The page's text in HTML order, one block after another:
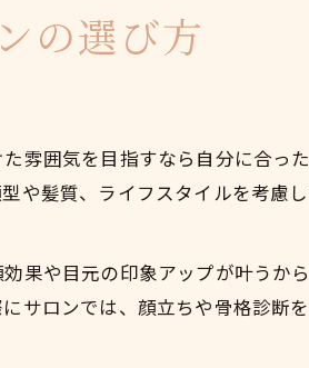
の選び方
雰囲気を目指すなら自分に合っ
や髪質、ライフスタイルを考慮
果や目元の印象アップが叶うか
サロンでは、顔立ちや骨格診断